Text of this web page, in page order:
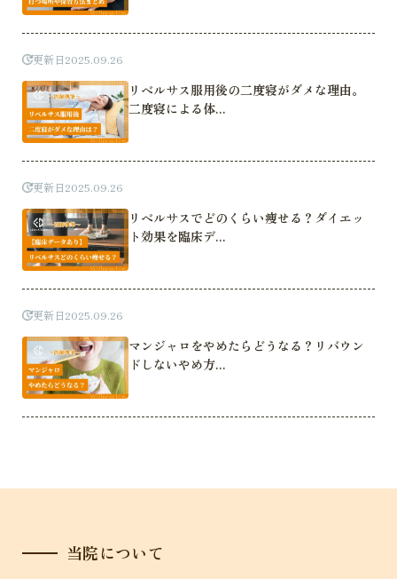
更新日2025.09.26
リベルサス服用後の二度寝がダメな理由。
二度寝による体...
更新日2025.09.26
リベルサスでどのくらい痩せる？ダイエッ
ト効果を臨床デ...
更新日2025.09.26
マンジャロをやめたらどうなる？リバウン
ドしないやめ方...
当院について